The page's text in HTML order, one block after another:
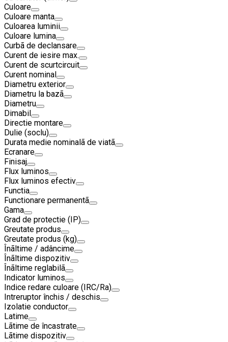
Culoare
Culoare manta
Culoarea luminii
Culoare lumina
Curbã de declansare
Curent de iesire max.
Curent de scurtcircuit
Curent nominal
Diametru exterior
Diametru la bazã
Diametru
Dimabil
Directie montare
Dulie (soclu)
Durata medie nominalã de viatã
Ecranare
Finisaj
Flux luminos
Flux luminos efectiv
Functia
Functionare permanentã
Gama
Grad de protectie (IP)
Greutate produs
Greutate produs (kg)
Înãltime / adâncime
Înãltime dispozitiv
Înãltime reglabilã
Indicator luminos
Indice redare culoare (IRC/Ra)
Intreruptor închis / deschis
Izolatie conductor
Latime
Lãtime de încastrate
Lãtime dispozitiv